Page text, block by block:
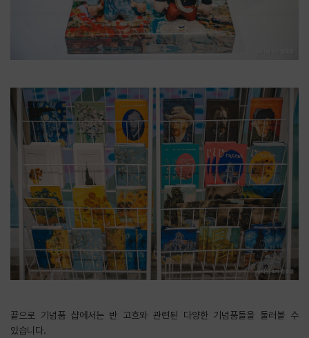
끝으로 기념품 샵에서는 반 고흐와 관련된 다양한 기념품들을 둘러볼 수
있습니다.